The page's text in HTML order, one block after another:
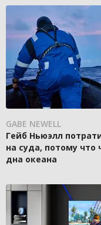
GABE NEWELL
Гейб Ньюэлл
на суда, потому что
дна океана